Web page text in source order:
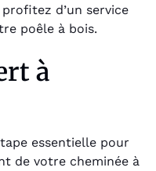
d’un service
poêle à bois.
à
essentielle pour
de votre cheminée à